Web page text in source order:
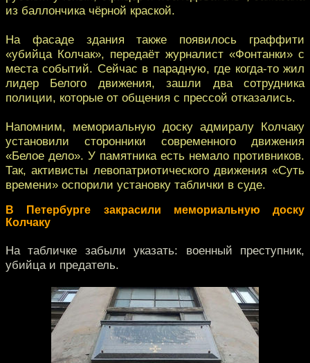
из баллончика чёрной краской.
На фасаде здания также появилось граффити
«убийца Колчак», передаёт журналист «Фонтанки» с
места событий. Сейчас в парадную, где когда-то жил
лидер Белого движения, зашли два сотрудника
полиции, которые от общения с прессой отказались.
Напомним, мемориальную доску адмиралу Колчаку
установили сторонники современного движения
«Белое дело». У памятника есть немало противников.
Так, активисты левопатриотического движения «Суть
времени» оспорили установку таблички в суде.
В Петербурге закрасили мемориальную доску
Колчаку
На табличке забыли указать: военный преступник,
убийца и предатель.